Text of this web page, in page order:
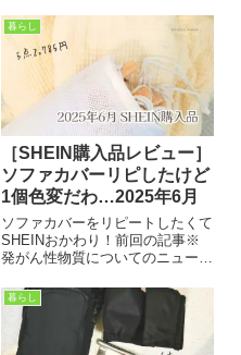
ったので購入してみたという流
れ。前回のお買い物シーリングワ
ックス関連以外もちょっと買っ
て、今回は6点のお買い物！以...
暮らし
［SHEIN購入品レビュー］
ソファカバーリピしたけど
1個色変だわ…2025年6月
ソファカバーをリピートしたくて
SHEINおかわり！前回の記事※
発がん性物質についてのニュース
に該当品はありませんが、お知ら
せしておきます。ジャカードソフ
ァシートクッションカバー1人乗
り590円 2人乗り758円...
暮らし